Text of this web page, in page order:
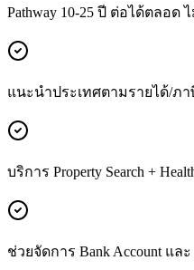
Pathway 10-25 ปี ต่อได้ตลอด
แนะนำประเทศตามรายได้/ภา
บริการ Property Search +
ช่วยจัดการ Bank Account และ